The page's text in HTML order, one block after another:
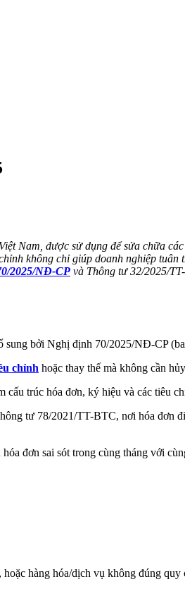
Nam, được sử dụng để sửa chữa
không chỉ giúp doanh nghiệp
2025/NĐ-CP và Thông tư 32/2025/
bởi Nghị định 70/2025/NĐ-CP
chỉnh hoặc thay thế mà không cần
trúc hóa đơn, ký hiệu và các tiêu
tư 78/2021/TT-BTC, nơi hóa đơn
đơn sai sót trong cùng tháng với
hàng hóa/dịch vụ không đúng